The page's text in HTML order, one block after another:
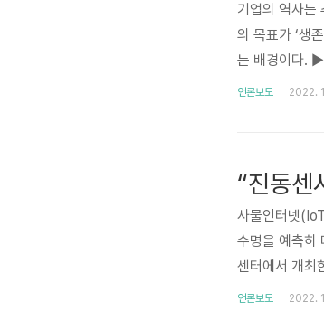
기업의 역사는
의 목표가 ‘생
는 배경이다.
례가 있다.
언론보도 2022.
“진동센
사물인터넷
수명을 예측하
센터에서 개최
장을 사전 예
언론보도 2022.